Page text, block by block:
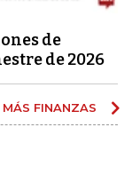
de
de 2026
MÁS FINANZAS